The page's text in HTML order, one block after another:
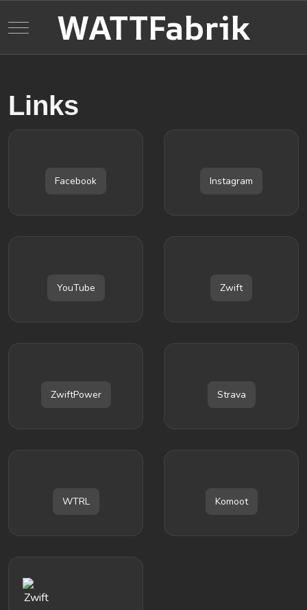
Mobile Menu Toggle
WATTFabrik
Links
Facebook Instagram
YouTube Zwift
ZwiftPower Strava
WTRL Komoot